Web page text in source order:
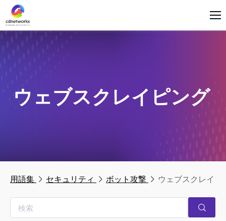
ウェブスクレイピング
用語集 セキュリティ ボット攻撃 ウェブスクレイピ